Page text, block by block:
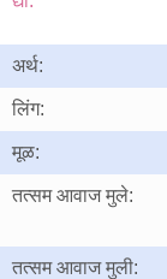
अर्थ:
लिंग:
मूळ:
तत्सम आवाज मुले:
तत्सम आवाज मुली: